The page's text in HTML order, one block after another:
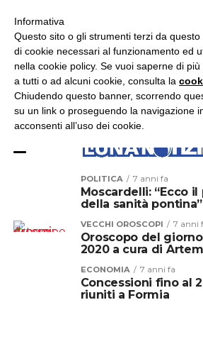
ASCOLTA RADIO LUNA
POLITICA 7 anni fa
Moscardelli: “Ecco
della sanità pontina”
VECCHI OROSCOPI 7 anni
Oroscopo del
2020 a cura di
ECONOMIA 7 anni fa
Concessioni fino al
riuniti a Formia
×
Informativa
Questo sito o gli strumenti terzi da
di cookie necessari al funzionamento ed
nella cookie policy. Se vuoi saperne di
a tutti o ad alcuni cookie, consulta la
Chiudendo questo banner, scorrendo
su un link o proseguendo la navigazione
acconsenti all’uso dei cookie.